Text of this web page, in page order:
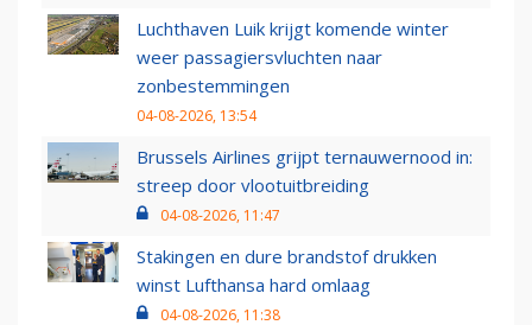
Luchthaven Luik krijgt komende winter
weer passagiersvluchten naar
zonbestemmingen
04-08-2026, 13:54
Brussels Airlines grijpt ternauwernood in:
streep door vlootuitbreiding
04-08-2026, 11:47
Stakingen en dure brandstof drukken
winst Lufthansa hard omlaag
04-08-2026, 11:38